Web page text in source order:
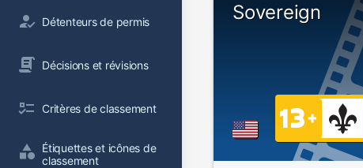
Détenteurs de permis
Décisions et révisions
Critères de classement
Étiquettes et icônes de
classement
Sovereign